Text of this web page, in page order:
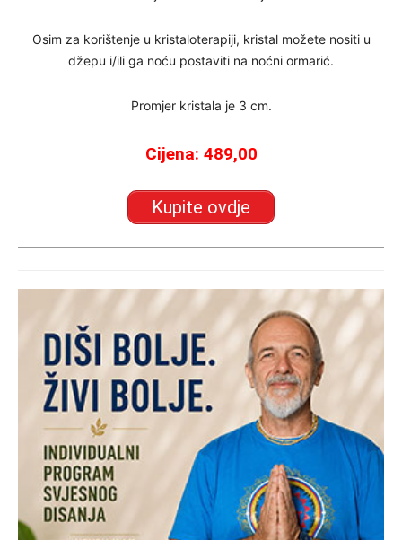
Osim za korištenje u kristaloterapiji, kristal možete nositi u
džepu i/ili ga noću postaviti na noćni ormarić.
Promjer kristala je 3 cm.
Cijena: 489,00
Kupite ovdje